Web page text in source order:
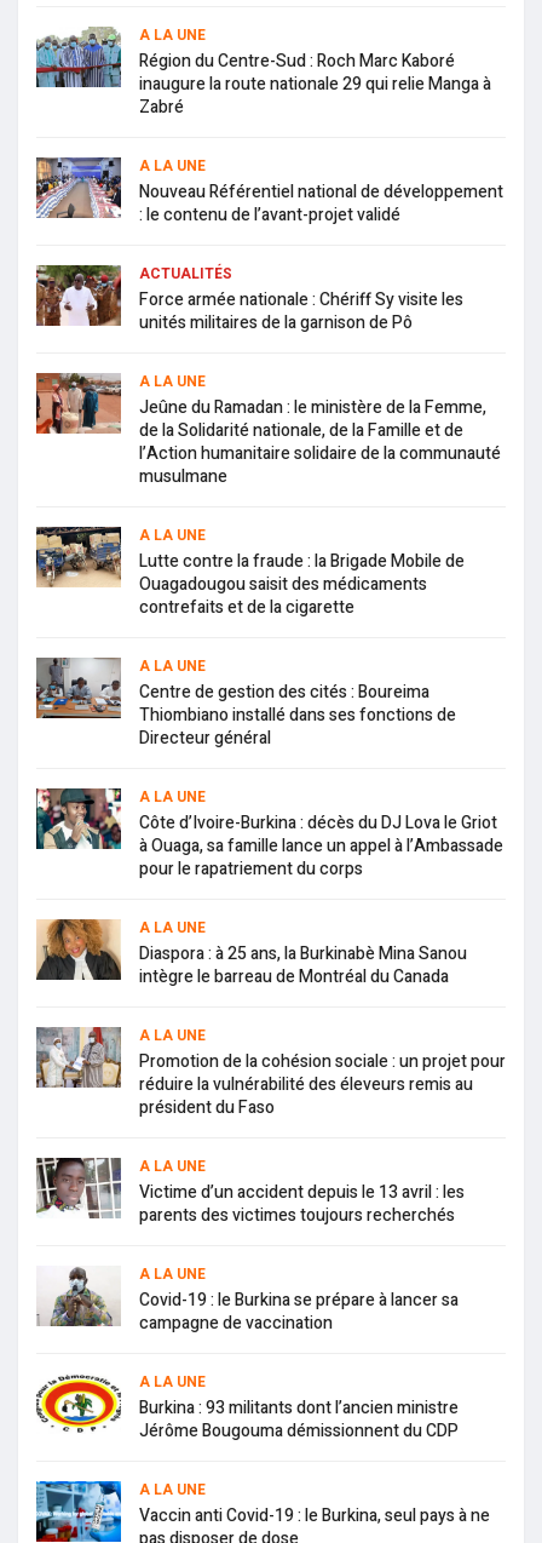
A LA UNE
Région du Centre-Sud : Roch Marc Kaboré
inaugure la route nationale 29 qui relie Manga à
Zabré
A LA UNE
Nouveau Référentiel national de développement
: le contenu de l’avant-projet validé
ACTUALITÉS
Force armée nationale : Chériff Sy visite les
unités militaires de la garnison de Pô
A LA UNE
Jeûne du Ramadan : le ministère de la Femme,
de la Solidarité nationale, de la Famille et de
l’Action humanitaire solidaire de la communauté
musulmane
A LA UNE
Lutte contre la fraude : la Brigade Mobile de
Ouagadougou saisit des médicaments
contrefaits et de la cigarette
A LA UNE
Centre de gestion des cités : Boureima
Thiombiano installé dans ses fonctions de
Directeur général
A LA UNE
Côte d’Ivoire-Burkina : décès du DJ Lova le Griot
à Ouaga, sa famille lance un appel à l’Ambassade
pour le rapatriement du corps
A LA UNE
Diaspora : à 25 ans, la Burkinabè Mina Sanou
intègre le barreau de Montréal du Canada
A LA UNE
Promotion de la cohésion sociale : un projet pour
réduire la vulnérabilité des éleveurs remis au
président du Faso
A LA UNE
Victime d’un accident depuis le 13 avril : les
parents des victimes toujours recherchés
A LA UNE
Covid-19 : le Burkina se prépare à lancer sa
campagne de vaccination
A LA UNE
Burkina : 93 militants dont l’ancien ministre
Jérôme Bougouma démissionnent du CDP
A LA UNE
Vaccin anti Covid-19 : le Burkina, seul pays à ne